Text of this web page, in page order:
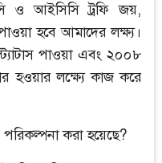
ও আইসিসি ট্রফি জয়,
হবে আমাদের লক্ষ্য।
পাওয়া এবং ২০০৮
হওয়ার লক্ষ্যে কাজ করে
করা হয়েছে?